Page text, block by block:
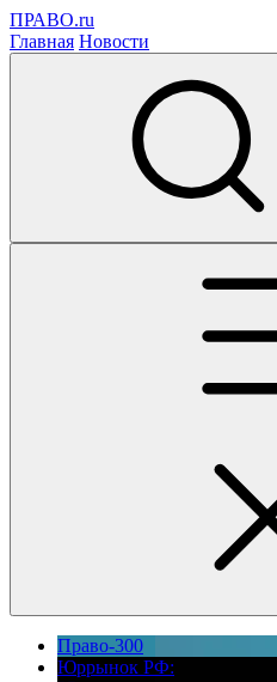
ПРАВО.ru
Главная Новости
Право-300
Юррынок РФ: